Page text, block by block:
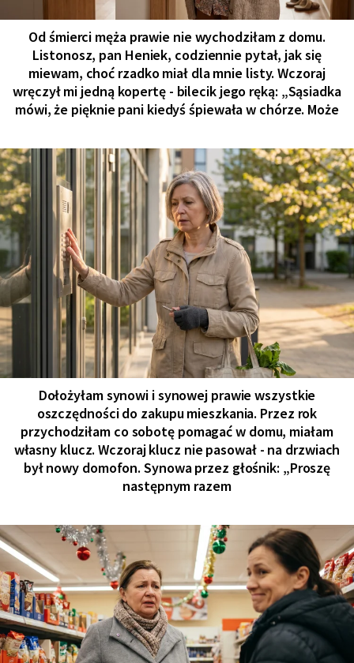
Od śmierci męża prawie nie wychodziłam z domu.
Listonosz, pan Heniek, codziennie pytał, jak się
miewam, choć rzadko miał dla mnie listy. Wczoraj
wręczył mi jedną kopertę - bilecik jego ręką: „Sąsiadka
mówi, że pięknie pani kiedyś śpiewała w chórze. Może
Dołożyłam synowi i synowej prawie wszystkie
oszczędności do zakupu mieszkania. Przez rok
przychodziłam co sobotę pomagać w domu, miałam
własny klucz. Wczoraj klucz nie pasował - na drzwiach
był nowy domofon. Synowa przez głośnik: „Proszę
następnym razem